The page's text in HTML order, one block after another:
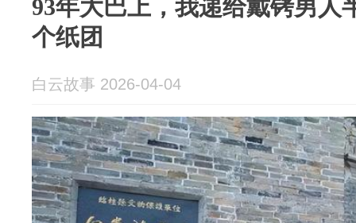
93年大巴上，我递给戴铐男人
个纸团
白云故事 2026-04-04